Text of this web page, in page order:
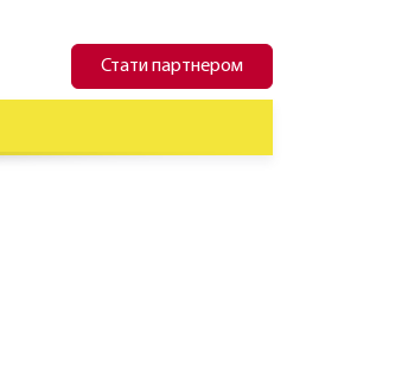
Стати партнером